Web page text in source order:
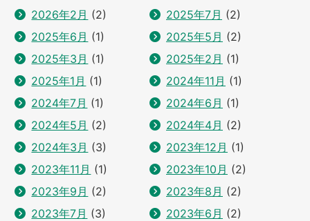
2026年2月 (2) 2025年7月 (2)
2025年6月 (1) 2025年5月 (2)
2025年3月 (1) 2025年2月 (1)
2025年1月 (1) 2024年11月 (1)
2024年7月 (1) 2024年6月 (1)
2024年5月 (2) 2024年4月 (2)
2024年3月 (3) 2023年12月 (1)
2023年11月 (1) 2023年10月 (2)
2023年9月 (2) 2023年8月 (2)
2023年7月 (3) 2023年6月 (2)